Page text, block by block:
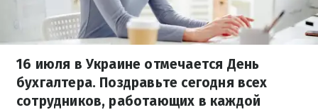
16 июля в Украине отмечается День
бухгалтера. Поздравьте сегодня всех
сотрудников, работающих в каждой